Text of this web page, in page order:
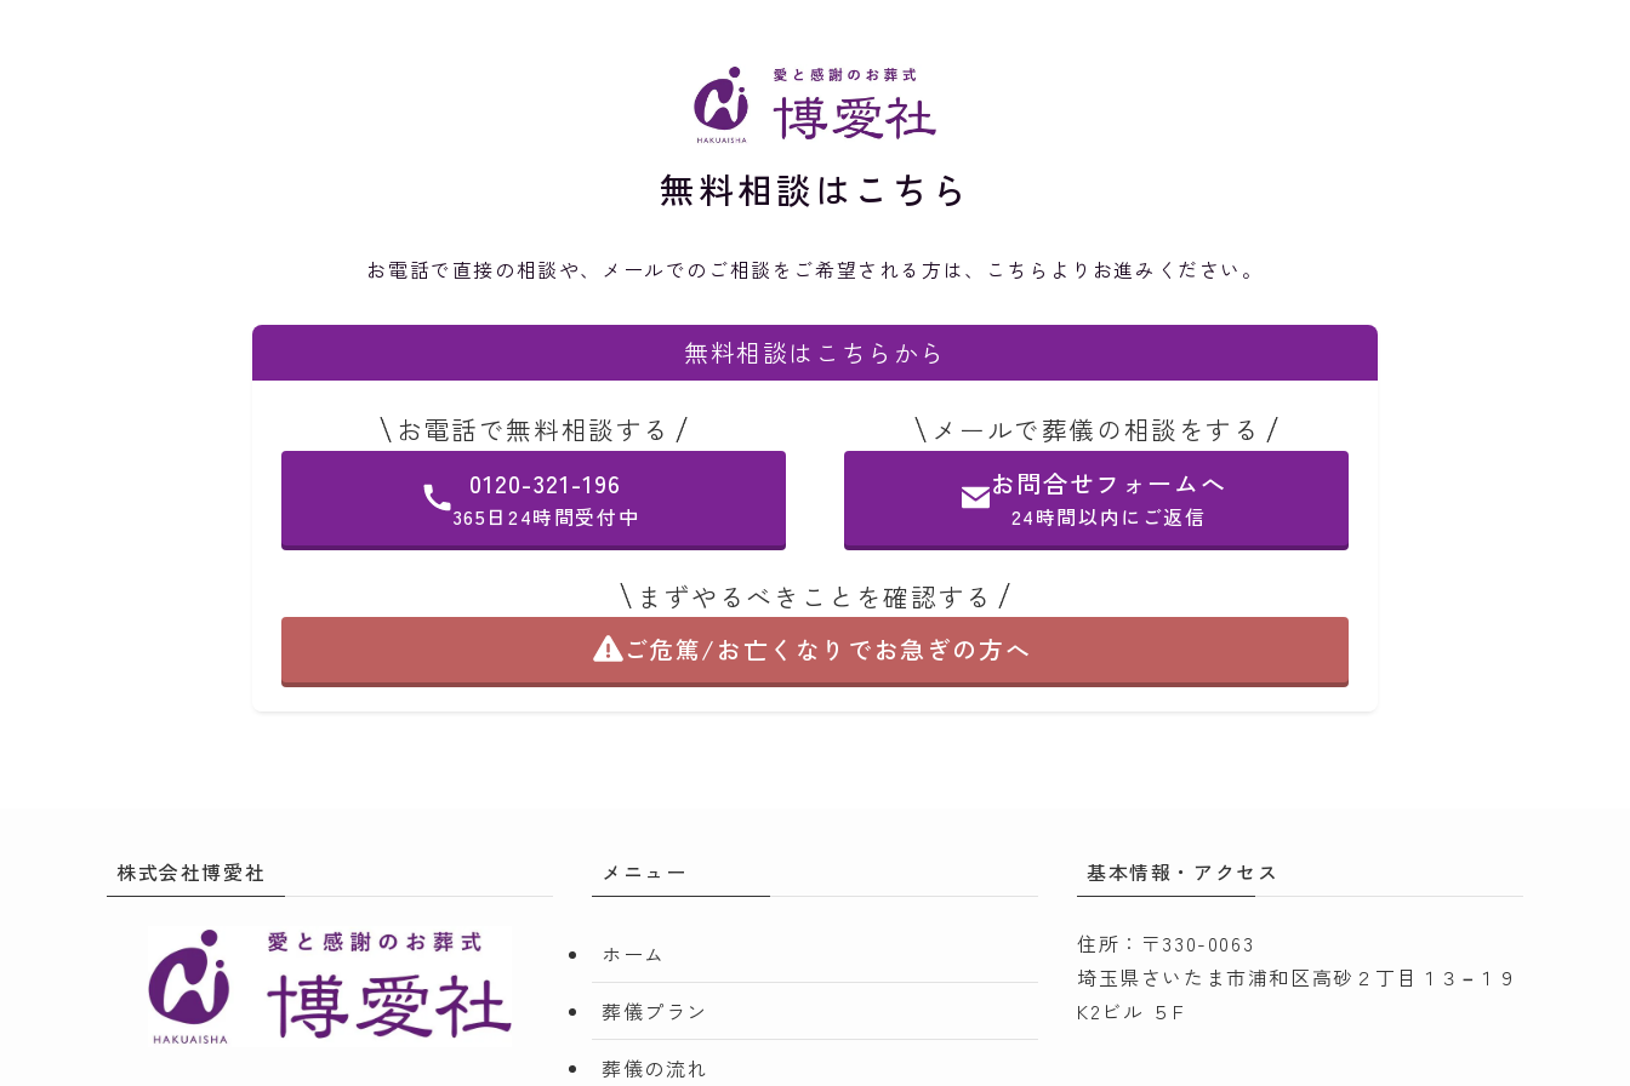
無料相談はこちら
お電話で直接の相談や、メールでのご相談を ご希望される方は、こちらよりお進みください。
無料相談はこちらから
お電話で無料相談する
0120-321-196
365日24時間受付中
メールで葬儀の相談をする
お問合せフォームへ
24時間以内にご返信
まずやるべきことを確認する
ご危篤/お亡くなりでお急ぎの方へ
株式会社博愛社 メニュー
ホーム
葬儀プラン
葬儀の流れ
基本情報・アクセス
住所：〒330-0063
埼玉県さいたま市浦和区高砂２丁目１３−１９
K2ビル ５F